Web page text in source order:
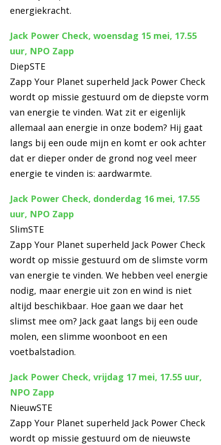
energiekracht.
Jack Power Check, woensdag 15 mei, 17.55
uur, NPO Zapp
DiepSTE
Zapp Your Planet superheld Jack Power Check
wordt op missie gestuurd om de diepste vorm
van energie te vinden. Wat zit er eigenlijk
allemaal aan energie in onze bodem? Hij gaat
langs bij een oude mijn en komt er ook achter
dat er dieper onder de grond nog veel meer
energie te vinden is: aardwarmte.
Jack Power Check, donderdag 16 mei, 17.55
uur, NPO Zapp
SlimSTE
Zapp Your Planet superheld Jack Power Check
wordt op missie gestuurd om de slimste vorm
van energie te vinden. We hebben veel energie
nodig, maar energie uit zon en wind is niet
altijd beschikbaar. Hoe gaan we daar het
slimst mee om? Jack gaat langs bij een oude
molen, een slimme woonboot en een
voetbalstadion.
Jack Power Check, vrijdag 17 mei, 17.55 uur,
NPO Zapp
NieuwSTE
Zapp Your Planet superheld Jack Power Check
wordt op missie gestuurd om de nieuwste